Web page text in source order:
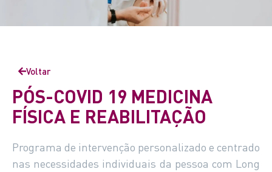
Voltar
PÓS-COVID 19 MEDICINA
FÍSICA E REABILITAÇÃO
Programa de intervenção personalizado e centrado
nas necessidades individuais da pessoa com Long